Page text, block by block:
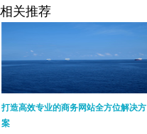
相关推荐
打造高效专业的商务网站全方位解决方
案